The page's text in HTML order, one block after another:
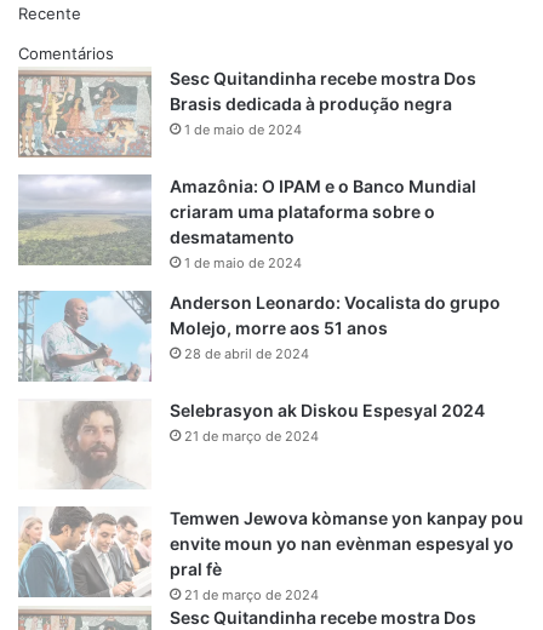
Recente
Comentários
Sesc Quitandinha recebe mostra Dos
Brasis dedicada à produção negra
1 de maio de 2024
Amazônia: O IPAM e o Banco Mundial
criaram uma plataforma sobre o
desmatamento
1 de maio de 2024
Anderson Leonardo: Vocalista do grupo
Molejo, morre aos 51 anos
28 de abril de 2024
Selebrasyon ak Diskou Espesyal 2024
21 de março de 2024
Temwen Jewova kòmanse yon kanpay pou
envite moun yo nan evènman espesyal yo
pral fè
21 de março de 2024
Sesc Quitandinha recebe mostra Dos